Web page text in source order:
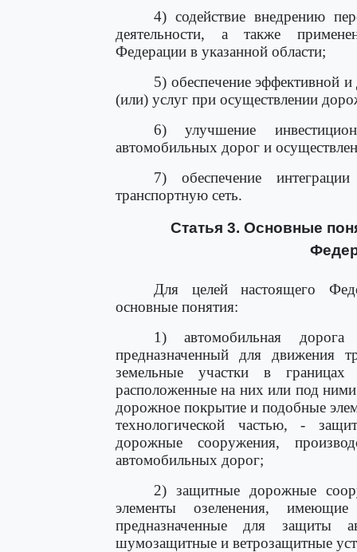
4) содействие внедрению
деятельности, а также
Федерации в указанной области;
5) обеспечение эффективной
(или) услуг при осуществлении
6) улучшение
автомобильных дорог и
7) обеспечение
транспортную сеть.
Статья 3. Основные
Для целей настоящего
основные понятия:
1) автомобильная дорога
предназначенный для движения
земельные участки в
расположенные на них или под
дорожное покрытие и подобные
технологической частью, -
дорожные сооружения,
автомобильных дорог;
2) защитные дорожные
элементы озеленения,
предназначенные для защиты
шумозащитные и ветрозащитные